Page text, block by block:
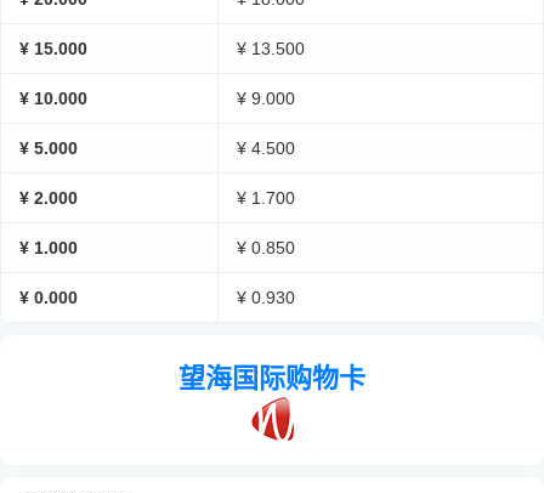
¥ 15.000 ¥ 13.500
¥ 10.000 ¥ 9.000
¥ 5.000 ¥ 4.500
¥ 2.000 ¥ 1.700
¥ 1.000 ¥ 0.850
¥ 0.000 ¥ 0.930
望海国际购物卡